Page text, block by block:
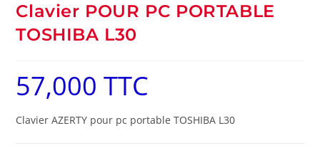
Clavier POUR PC PORTABLE
TOSHIBA L30
57,000TTC
Clavier AZERTY pour pc portable TOSHIBA L30